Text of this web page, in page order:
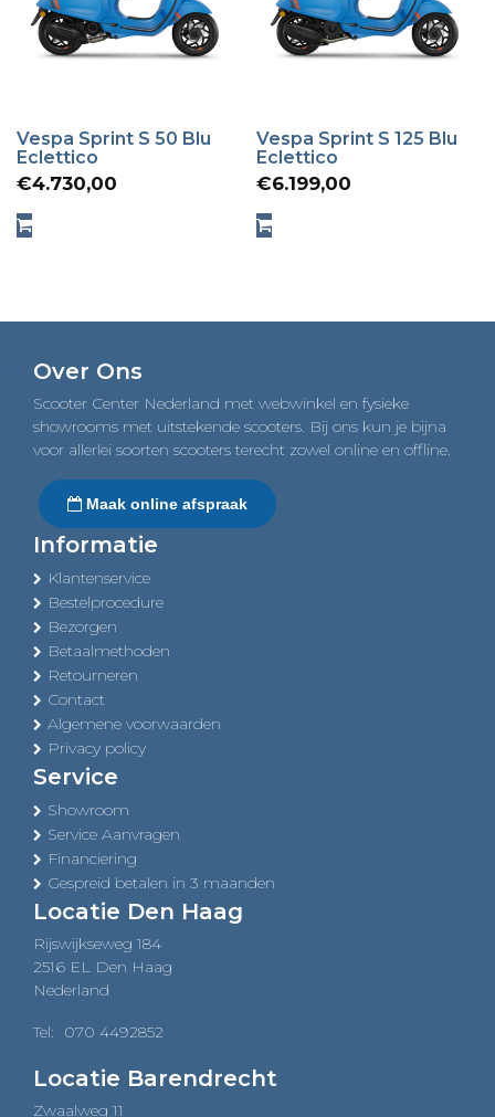
Vespa Sprint S 50 Blu
Eclettico
€4.730,00
Vespa Sprint S 125 Blu
Eclettico
€6.199,00
Over Ons
Scooter Center Nederland met webwinkel en fysieke
showrooms met uitstekende scooters. Bij ons kun je bijna
voor allerlei soorten scooters terecht zowel online en offline.
Maak online afspraak
Informatie
Klantenservice
Bestelprocedure
Bezorgen
Betaalmethoden
Retourneren
Contact
Algemene voorwaarden
Privacy policy
Service
Showroom
Service Aanvragen
Financiering
Gespreid betalen in 3 maanden
Locatie Den Haag
Rijswijkseweg 184
2516 EL Den Haag
Nederland
Tel: 070 4492852
Locatie Barendrecht
Zwaalweg 11